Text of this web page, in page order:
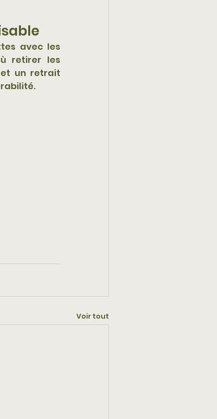
avec les
retirer les
un retrait
Voir tout